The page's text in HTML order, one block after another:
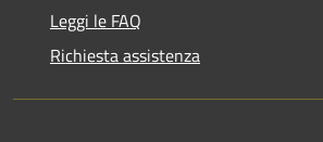
Leggi le FAQ
Richiesta assistenza